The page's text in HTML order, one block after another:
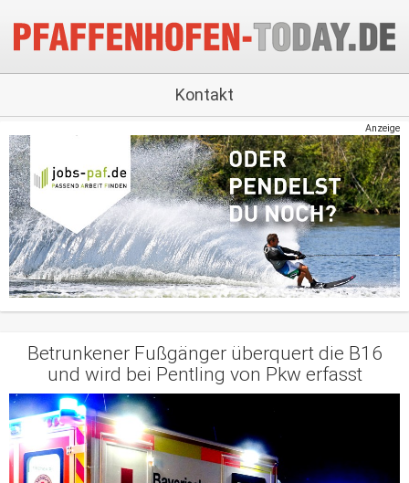
Kontakt
Anzeige
Betrunkener Fußgänger überquert die B16
und wird bei Pentling von Pkw erfasst